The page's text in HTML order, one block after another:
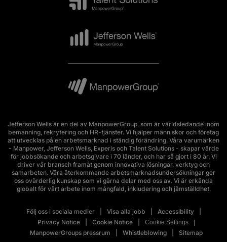
Jefferson Wells är en del av ManpowerGroup, som är världsledande inom
bemanning, rekrytering och HR-tjänster. Vi hjälper människor och företag
att utvecklas på en arbetsmarknad i ständig förändring. Våra varumärken
- Manpower, Jefferson Wells, Experis och Talent Solutions - skapar värde
för jobbsökande och arbetsgivare i 70 länder, och har så gjort i 80 år. Vi
driver vår bransch framåt genom innovativa lösningar, verktyg och
samarbeten. Våra återkommande arbetsmarknadsundersökningar ger
oss ovärderlig kunskap som vi gärna delar med oss av. Vi är erkända
globalt för vårt arbete inom mångfald, inkludering och jämställdhet.
Följ oss i sociala medier Visa alla jobb
Accessibility
Privacy Notice
Cookie Notice Cookie Settings
ManpowerGroups pressrum Whistleblowing Sitemap